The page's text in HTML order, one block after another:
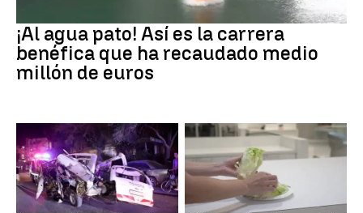
¡Al agua pato! Así es la carrera
benéfica que ha recaudado medio
millón de euros
SIRIA Brote